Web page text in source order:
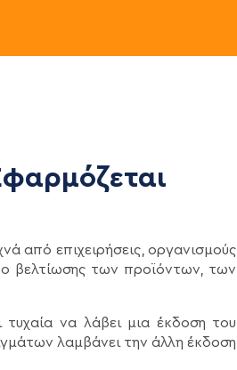
από επιχειρήσεις, οργανισμούς
βελτίωσης των προϊόντων, των
να λάβει μια έκδοση του
λαμβάνει την άλλη έκδοση